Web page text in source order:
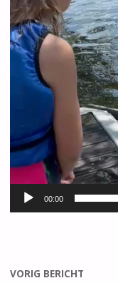
00:00
VORIG BERICHT